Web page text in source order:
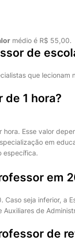
médio é R$ 55,00.
de
que
de 1 hora?
Esse valor
em
específica.
em
seja inferior, a
de
de